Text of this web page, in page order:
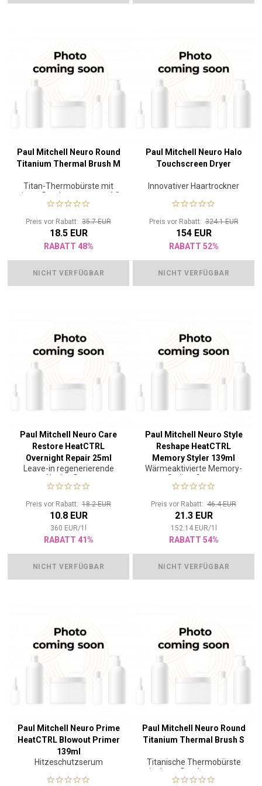
Paul Mitchell Neuro Round
Titanium Thermal Brush M
Titan-Thermobürste mit
einem Durchmesser von 4,3
cm
Preis vor Rabatt: 35.7 EUR
18.5 EUR
RABATT 48%
NICHT VERFÜGBAR
Paul Mitchell Neuro Halo
Touchscreen Dryer
Innovativer Haartrockner
Preis vor Rabatt:324.1 EUR
154 EUR
RABATT 52%
NICHT VERFÜGBAR
Paul Mitchell Neuro Care
Restore HeatCTRL
Overnight Repair 25ml
Leave-in regenerierende
Nachtpflege
Preis vor Rabatt: 18.2 EUR
10.8 EUR
360 EUR/1
RABATT 41%
NICHT VERFÜGBAR
Paul Mitchell Neuro Style
Reshape HeatCTRL
Memory Styler 139ml
Wärmeaktivierte Memory-
Styling-Creme
Preis vor Rabatt: 46.4 EUR
21.3 EUR
152.14 EUR/1
RABATT 54%
NICHT VERFÜGBAR
Paul Mitchell Neuro Prime
HeatCTRL Blowout Primer
139ml
Hitzeschutzserum
Paul Mitchell Neuro Round
Titanium Thermal Brush S
Titanische Thermobürste
mit einem Durchmesser von
3,3 cm